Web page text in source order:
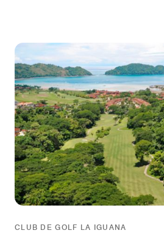
CLUB DE GOLF LA IGUANA